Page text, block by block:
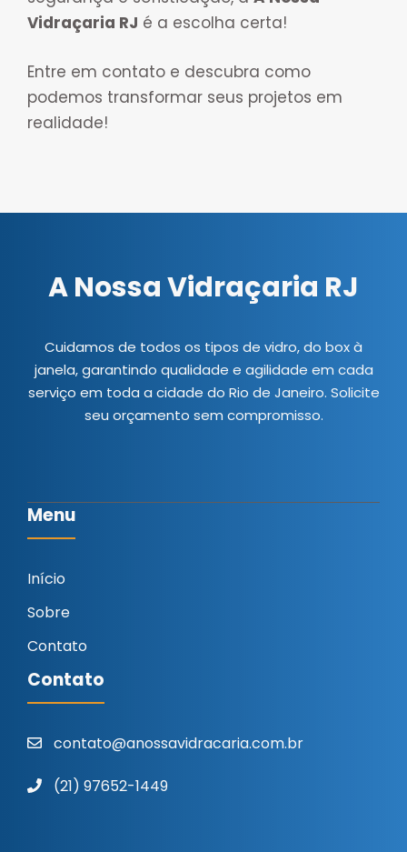
Vidraçaria RJ é a escolha certa!
Entre em contato e descubra como
podemos transformar seus projetos em
realidade!
A Nossa Vidraçaria RJ
Cuidamos de todos os tipos de vidro, do box à
janela, garantindo qualidade e agilidade em cada
serviço em toda a cidade do Rio de Janeiro. Solicite
seu orçamento sem compromisso.
Menu
Início
Sobre
Contato
Contato
contato@anossavidracaria.com.br
(21) 97652-1449